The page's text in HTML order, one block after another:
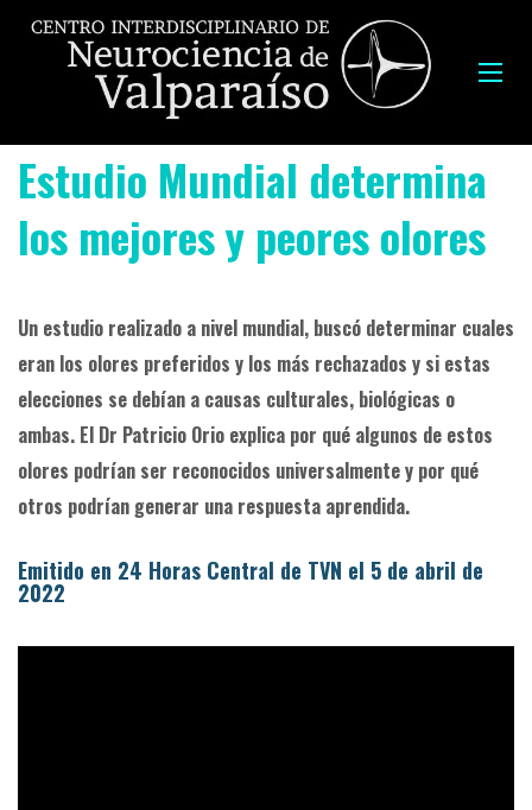
Estudio Mundial determina
los mejores y peores olores
Un estudio realizado a nivel mundial, buscó determinar cuales
eran los olores preferidos y los más rechazados y si estas
elecciones se debían a causas culturales, biológicas o
ambas. El Dr Patricio Orio explica por qué algunos de estos
olores podrían ser reconocidos universalmente y por qué
otros podrían generar una respuesta aprendida.
Emitido en 24 Horas Central de TVN el 5 de abril de
2022